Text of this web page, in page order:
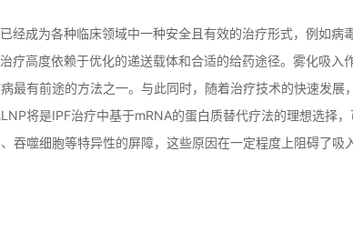
经成为各种临床领域中一种安全且有效的治疗形式，例如
疗高度依赖于优化的递送载体和合适的给药途径。雾化吸
病最有前途的方法之一。与此同时，随着治疗技术的快速发
将是IPF治疗中基于mRNA的蛋白质替代疗法的理想选择
吞噬细胞等特异性的屏障，这些原因在一定程度上阻碍了吸